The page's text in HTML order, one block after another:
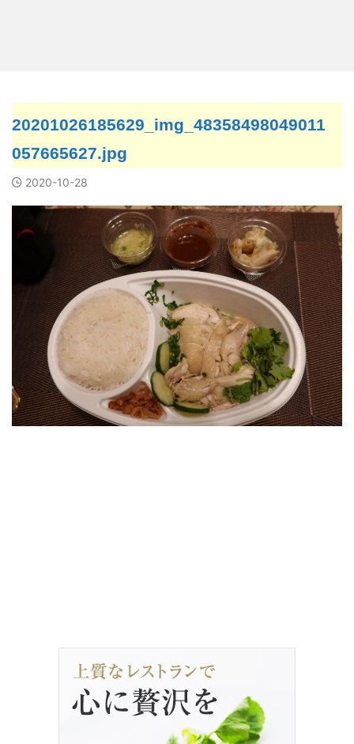
20201026185629_img_48358498049011
057665627.jpg
2020-10-28